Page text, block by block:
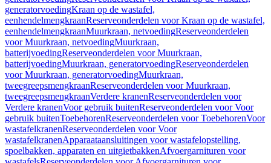
generatorvoedingKraan op de wastafel,
eenhendelmengkraanReserveonderdelen voor Kraan op de wastafel,
eenhendelmengkraanMuurkraan, netvoedingReserveonderdelen
voor Muurkraan, netvoedingMuurkraan,
batterijvoedingReserveonderdelen voor Muurkraan,
batterijvoedingMuurkraan, generatorvoedingReserveonderdelen
voor Muurkraan, generatorvoedingMuurkraan,
tweegreepsmengkraanReserveonderdelen voor Muurkraan,
tweegreepsmengkraanVerdere kranenReserveonderdelen voor
Verdere kranenVoor gebruik buitenReserveonderdelen voor Voor
gebruik buitenToebehorenReserveonderdelen voor ToebehorenVoor
wastafelkranenReserveonderdelen voor Voor
wastafelkranenApparaataansluitingen voor wastafelopstelling,
spoelbakken, apparaten en uitgietbakkenAfvoergarnituren voor